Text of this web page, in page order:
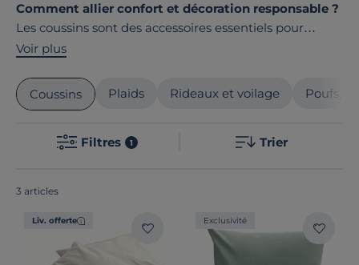
Comment allier confort et décoration responsable ?
Les coussins sont des accessoires essentiels pour
sublimer votre intérieur. Carrés, rectangulaires ou
salon, votre chambre ou votre extérieur. Confectionnés
avec soin dans des matières nobles comme le lin ou le
point commun de nos produits ? Ils sont tous
Voir plus
Coussins Plaids Rideaux et voilage Poufs,
Filtres 1 Trier
3 articles
Liv. offerte Exclusivité
Dimension